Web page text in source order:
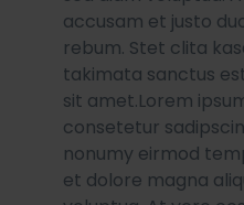
accusam et justo
rebum. Stet clita
takimata sanctus
sit amet.Lorem
consetetur
nonumy eirmod
et dolore magna